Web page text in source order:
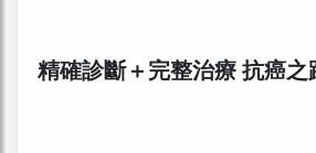
精確診斷＋完整治療 抗癌